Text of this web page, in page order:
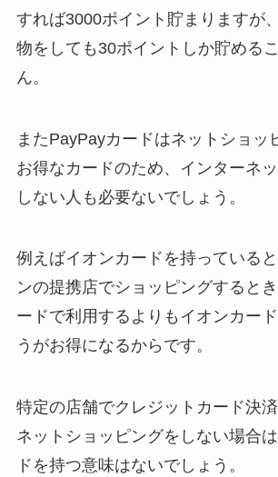
すれば3000ポイント貯まりますが
物をしても30ポイントしか貯める
ん。
またPayPayカードはネットショッ
お得なカードのため、インターネ
しない人も必要ないでしょう。
例えばイオンカードを持っている
ンの提携店でショッピングすると
ードで利用するよりもイオンカー
うがお得になるからです。
特定の店舗でクレジットカード決
ネットショッピングをしない場合
ドを持つ意味はないでしょう。